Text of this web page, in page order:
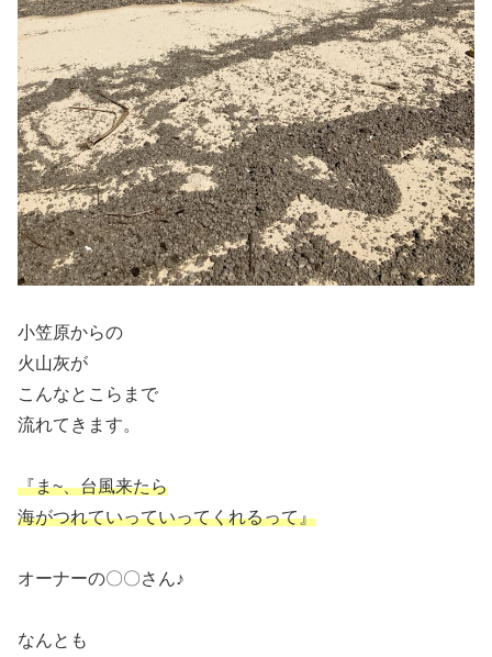
小笠原からの
火山灰が
こんなとこらまで
流れてきます。
『ま~、台風来たら
海がつれていっていってくれるって』
オーナーの〇〇さん♪
なんとも